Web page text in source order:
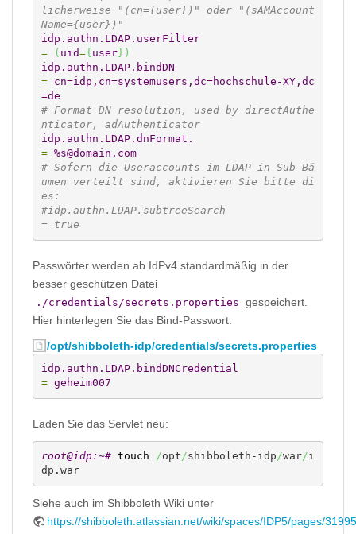
licherweise "(cn={user})" oder "(sAMAccount
Name={user})"
idp.authn.LDAP.userFilter
=
( uid={ user} )
idp.authn.LDAP.bindDN
= cn=idp,cn=systemusers,dc=hochschule-XY,dc
=de
# Format DN resolution, used by directAuthe
nticator, adAuthenticator
idp.authn.LDAP.dnFormat.
= %s@domain.com
# Sofern die Useraccounts im LDAP in Sub-Bä
umen verteilt sind, aktivieren Sie bitte di
es:
#idp.authn.LDAP.subtreeSearch
= true
Passwörter werden ab IdPv4 standardmäßig in der
besser geschützen Datei
./credentials/secrets.properties gespeichert.
Hier hinterlegen Sie das Bind-Passwort.
/opt/shibboleth-idp/credentials/secrets.properties
idp.authn.LDAP.bindDNCredential
= geheim007
Laden Sie das Servlet neu:
root@idp:~# touch /opt/shibboleth-idp/war/i
dp.war
Siehe auch im Shibboleth Wiki unter
https://shibboleth.atlassian.net/wiki/spaces/IDP5/pages/